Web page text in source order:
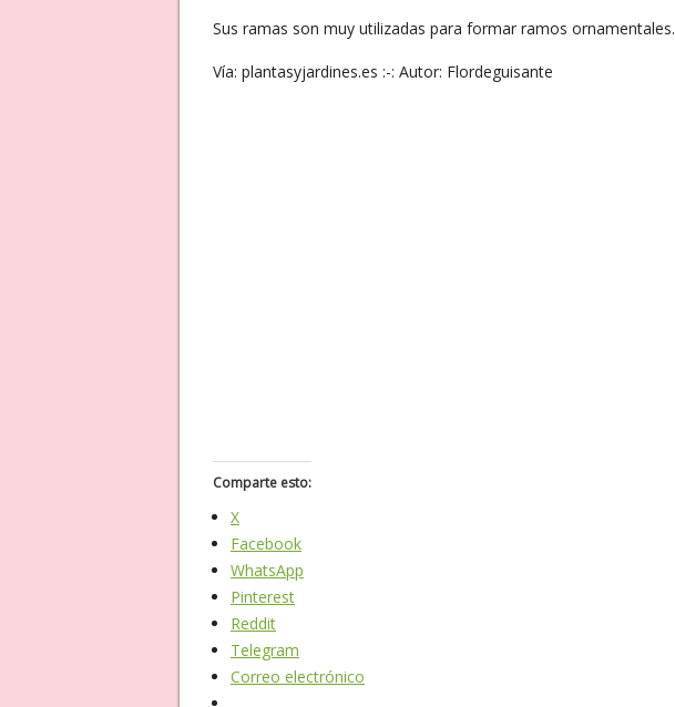
Sus ramas son muy utilizadas para formar ramos ornamentales.
Vía: plantasyjardines.es :-: Autor: Flordeguisante
Comparte esto:
X
Facebook
WhatsApp
Pinterest
Reddit
Telegram
Correo electrónico